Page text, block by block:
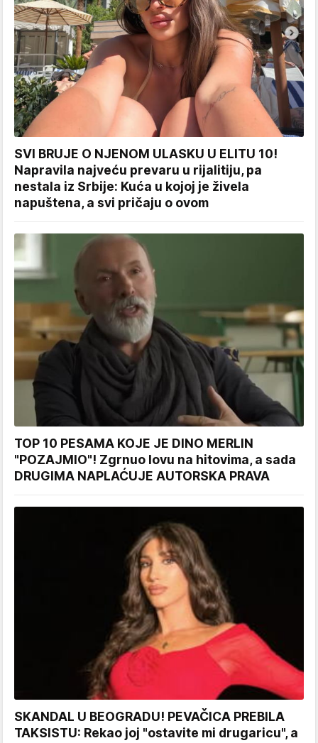
SVI BRUJE O NJENOM ULASKU U ELITU 10!
Napravila najveću prevaru u rijalitiju, pa
nestala iz Srbije: Kuća u kojoj je živela
napuštena, a svi pričaju o ovom
TOP 10 PESAMA KOJE JE DINO MERLIN
"POZAJMIO"! Zgrnuo lovu na hitovima, a sada
DRUGIMA NAPLAĆUJE AUTORSKA PRAVA
SKANDAL U BEOGRADU! PEVAČICA PREBILA
TAKSISTU: Rekao joj "ostavite mi drugaricu", a